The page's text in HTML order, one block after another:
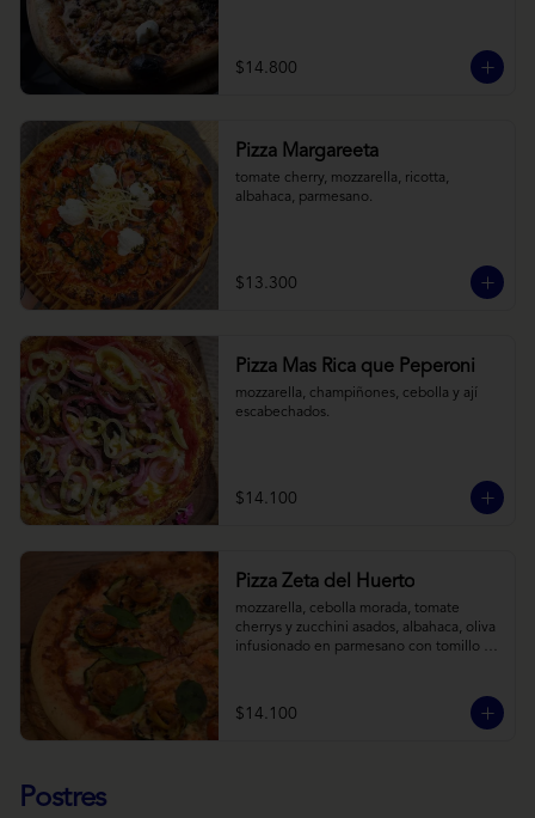
$14.800
Pizza Margareeta
tomate cherry, mozzarella, ricotta,
albahaca, parmesano.
$13.300
Pizza Mas Rica que Peperoni
mozzarella, champiñones, cebolla y ají
escabechados.
$14.100
Pizza Zeta del Huerto
mozzarella, cebolla morada, tomate
cherrys y zucchini asados, albahaca, oliva
infusionado en parmesano con tomillo y
$14.100
Postres